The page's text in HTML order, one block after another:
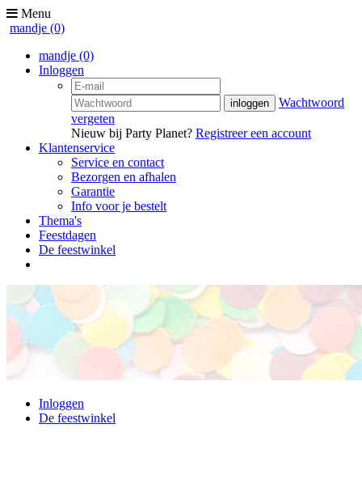
Menu
mandje (0)
mandje (0)
Inloggen
Wachtwoord
vergeten
Nieuw bij Party Planet? Registreer een account
Klantenservice
Service en contact
Bezorgen en afhalen
Garantie
Info voor je bestelt
Thema's
Feestdagen
De feestwinkel
Inloggen
De feestwinkel